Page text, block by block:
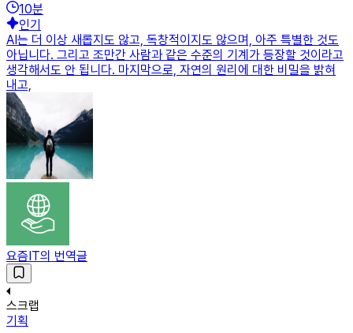
10분
인기
AI는 더 이상 새롭지도 않고, 독창적이지도 않으며, 아주 특별한 것도
아닙니다. 그리고 조만간 사람과 같은 수준의 기계가 등장할 것이라고
생각해서도 안 됩니다. 마지막으로, 자연의 원리에 대한 비밀을 밝혀
내고,
요즘IT의 번역글
스크랩
기획